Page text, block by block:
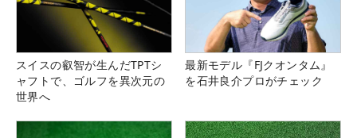
スイスの叡智が生んだTPTシ
ャフトで、ゴルフを異次元の
世界へ
最新モデル『FJクオンタム』
を石井良介プロがチェック